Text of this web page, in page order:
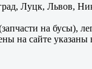
Луцк, Львов,
на
на сайте